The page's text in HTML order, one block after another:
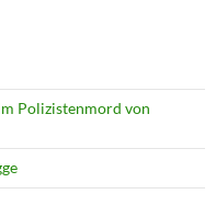
Polizistenmord von